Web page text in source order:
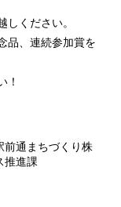
ください。
品、連続参加賞を
！
前通まちづくり株
推進課